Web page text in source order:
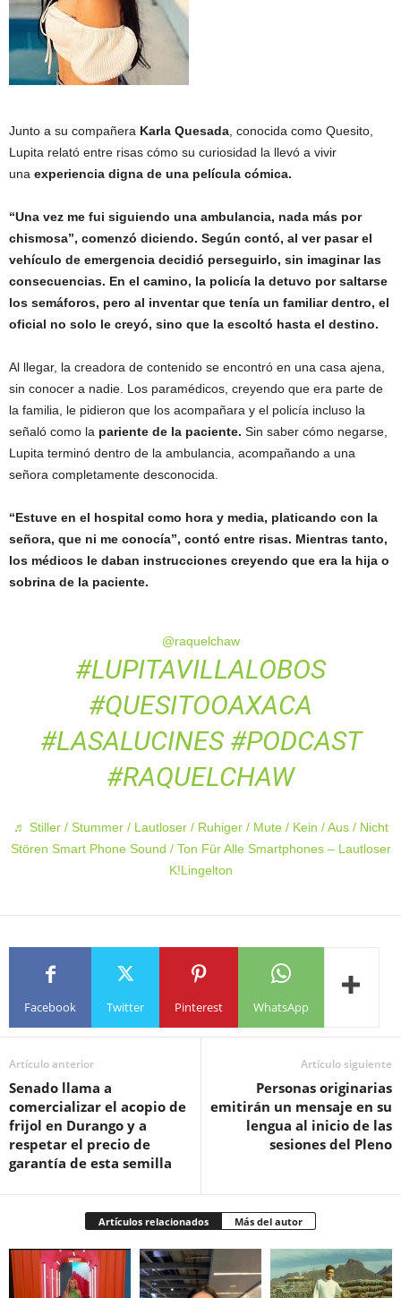
Junto a su compañera Karla Quesada , conocida como Quesito,
Lupita relató entre risas cómo su curiosidad la llevó a vivir
una experiencia digna de una película cómica.
“Una vez me fui siguiendo una ambulancia, nada más por
chismosa”, comenzó diciendo. Según contó, al ver pasar el
vehículo de emergencia decidió perseguirlo, sin imaginar las
consecuencias. En el camino, la policía la detuvo por saltarse
los semáforos, pero al inventar que tenía un familiar dentro, el
oficial no solo le creyó, sino que la escoltó hasta el destino.
Al llegar, la creadora de contenido se encontró en una casa ajena,
sin conocer a nadie. Los paramédicos, creyendo que era parte de
la familia, le pidieron que los acompañara y el policía incluso la
señaló como la pariente de la paciente. Sin saber cómo negarse,
Lupita terminó dentro de la ambulancia, acompañando a una
señora completamente desconocida.
“Estuve en el hospital como hora y media, platicando con la
señora, que ni me conocía”, contó entre risas. Mientras tanto,
los médicos le daban instrucciones creyendo que era la hija o
sobrina de la paciente.
@raquelchaw
#LUPITAVILLALOBOS
#QUESITOOAXACA
#LASALUCINES #PODCAST
#RAQUELCHAW
♬ Stiller / Stummer / Lautloser / Ruhiger / Mute / Kein / Aus / Nicht
Stören Smart Phone Sound / Ton Für Alle Smartphones – Lautloser
K!Lingelton
Facebook Twitter Pinterest WhatsApp
Artículo anterior
Senado llama a
comercializar el acopio de
frijol en Durango y a
respetar el precio de
garantía de esta semilla
Artículo siguiente
Personas originarias
emitirán un mensaje en su
lengua al inicio de las
sesiones del Pleno
Artículos relacionados Más del autor